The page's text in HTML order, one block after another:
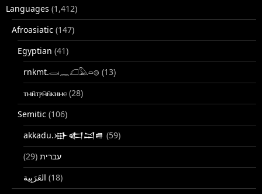
Languages (1,412)
Afroasiatic (147)
Egyptian (41)
rnkmt.𓂋𓏺𓈖𓆎𓅓𓏏𓊖 (13)
ⲧⲙⲛ̄ⲧⲣⲙ̄ⲛ̄ⲕⲏⲙⲉ (28)
Semitic (106)
akkadu.𒀝𒅗𒁺𒌑 (59)
עברית (29)
(18)